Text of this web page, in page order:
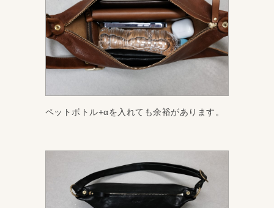
ペットボトル+αを入れても余裕があります。